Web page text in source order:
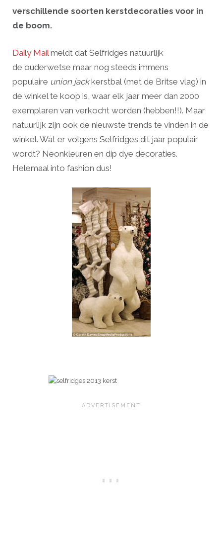
verschillende soorten kerstdecoraties voor in
de boom.
Daily Mailmeldt dat Selfridges natuurlijk
de ouderwetse maar nog steeds immens
populaire union jackkerstbal (met de Britse vlag) in
de winkel te koop is, waar elk jaar meer dan 2000
exemplaren van verkocht worden (hebben!!). Maar
natuurlijk zijn ook de nieuwste trends te vinden in de
winkel. Wat er volgens Selfridges dit jaar populair
wordt? Neonkleuren en dip dye decoraties.
Helemaal into fashion dus!